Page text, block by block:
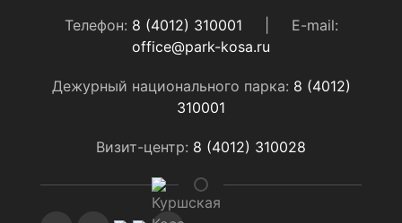
Телефон: 8 (4012) 310001
E-mail:
office@park-kosa.ru
Дежурный национального парка: 8 (4012)
310001
Визит-центр: 8 (4012) 310028